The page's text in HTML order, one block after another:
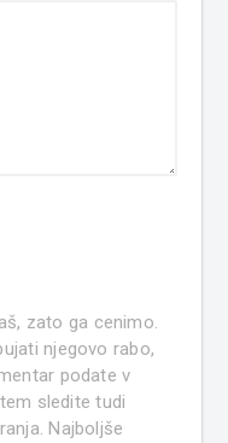
zato ga cenimo.
njegovo rabo,
podate v
sledite tudi
Najboljše